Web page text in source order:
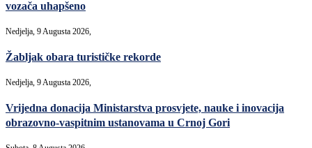
vozača uhapšeno
Nedjelja, 9 Augusta 2026,
Žabljak obara turističke rekorde
Nedjelja, 9 Augusta 2026,
Vrijedna donacija Ministarstva prosvjete, nauke i inovacija
obrazovno-vaspitnim ustanovama u Crnoj Gori